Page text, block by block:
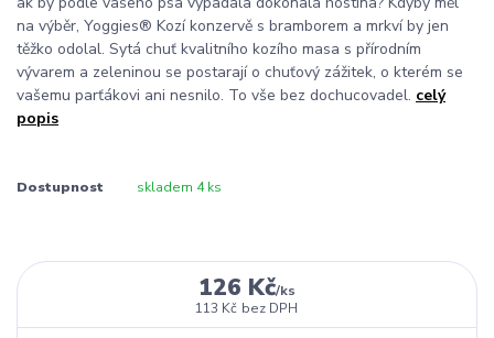
na výběr, Yoggies® Kozí konzervě s bramborem a mrkví by jen
těžko odolal. Sytá chuť kvalitního kozího masa s přírodním
vývarem a zeleninou se postarají o chuťový zážitek, o kterém se
vašemu parťákovi ani nesnilo. To vše bez dochucovadel. celý
popis
Dostupnost skladem 4 ks
126 Kč/ks
113 Kč bez DPH